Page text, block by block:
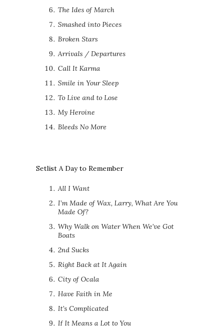
The Ides of March
Smashed into Pieces
Broken Stars
Arrivals / Departures
Call It Karma
Smile in Your Sleep
To Live and to Lose
My Heroine
Bleeds No More
Setlist A Day to Remember
All I Want
I’m Made of Wax, Larry, What Are You
Made Of?
Why Walk on Water When We’ve Got
Boats
2nd Sucks
Right Back at It Again
City of Ocala
Have Faith in Me
It’s Complicated
If It Means a Lot to You